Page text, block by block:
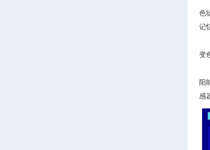
色
记
变
阳
感